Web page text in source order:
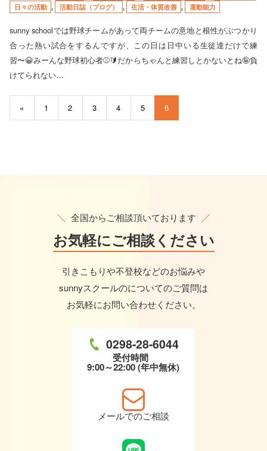
日々の活動 , 活動日誌（ブログ） , 生活・体質改善 , 運動能力
sunny schoolでは野球チームがあって両チームの意地と根性がぶつかり
合った熱い試合をするんですが、この日は日中いる生徒達だけで練
習〜😀みーんな野球初心者⚾️🔰だからちゃんと練習しとかないとね🤪負
けてられない…
« 1 2 3 4 5 6
全国からご相談頂いております
お気軽にご相談ください
引きこもりや不登校などのお悩みや
sunnyスクールのについてのご質問は
お気軽にお問い合わせください。
0298-28-6044
受付時間
9:00～22:00 (年中無休)
メールでのご相談